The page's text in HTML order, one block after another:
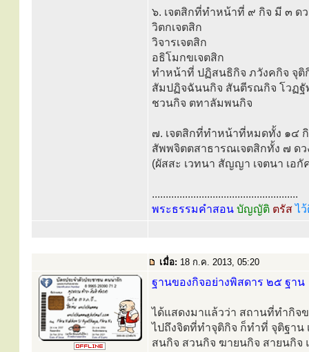
๖. เจตสิกที่ทำหน้าที่ ๙ กิจ มี ๓ ด
วิตกเจตสิก
วิจารเจตสิก
อธิโมกขเจตสิก
ทำหน้าที่ ปฏิสนธิกิจ ภวังคกิจ จุติ
สัมปฏิจฉันนกิจ สันตีรณกิจ โวฏฐั
ชวนกิจ ตทาลัมพนกิจ
๗. เจตสิกที่ทำหน้าที่หมดทั้ง ๑๔
สัพพจิตตสาธารณเจตสิกทั้ง ๗ ด
(ผัสสะ เวทนา สัญญา เจตนา เอ
.....................................................
พระธรรมคำสอน บัญญัติ ตรัสไ
เมื่อ: 18 ก.ค. 2013, 05:20
ฐานของกิจอย่างพิสดาร ๒๕ ฐาน
ได้แสดงมาแล้วว่า สถานที่ทำกิจ
ไปถึงจิตที่ทำจุติกิจ ก็ทำที่ จุติฐา
สนกิจ สวนกิจ ฆายนกิจ สายนกิจ